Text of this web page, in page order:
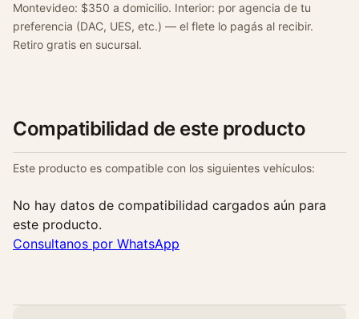
Montevideo: $350 a domicilio. Interior: por agencia de tu
preferencia (DAC, UES, etc.) — el flete lo pagás al recibir.
Retiro gratis en sucursal.
Compatibilidad de este producto
Este producto es compatible con los siguientes vehículos:
No hay datos de compatibilidad cargados aún para
este producto.
Consultanos por WhatsApp